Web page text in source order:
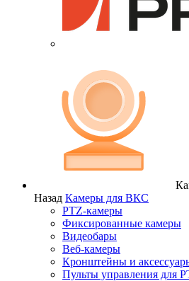
Назад Камеры для ВКС
PTZ-камеры
Фиксированные камеры
Видеобары
Веб-камеры
Кронштейны и
Пульты управления для